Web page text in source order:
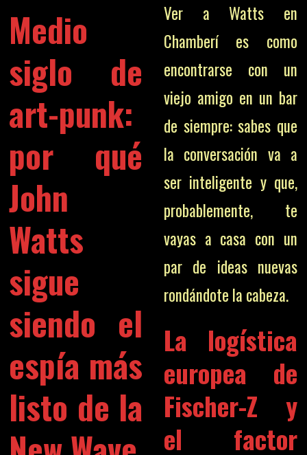
Medio
siglo de
art-punk:
por qué
John
Watts
sigue
siendo el
espía más
listo de la
Ver a Watts en
Chamberí es como
encontrarse con un
viejo amigo en un bar
de siempre: sabes que
la conversación va a
ser inteligente y que,
probablemente, te
vayas a casa con un
par de ideas nuevas
rondándote la cabeza.
La logística
europea de
Fischer-Z y
el factor